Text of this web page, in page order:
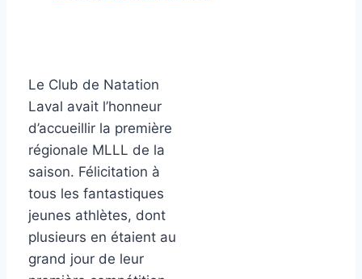
Le Club de Natation
Laval avait l’honneur
d’accueillir la première
régionale MLLL de la
saison. Félicitation à
tous les fantastiques
jeunes athlètes, dont
plusieurs en étaient au
grand jour de leur